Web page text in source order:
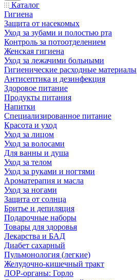
Каталог
Гигиена
Защита от насекомых
Уход за зубами и полостью рта
Контроль за потоотделением
Женская гигиена
Уход за лежачими больными
Гигиенические расходные материалы
Антисептика и дезинфекция
Здоровое питание
Продукты питания
Напитки
Специализированное питание
Красота и уход
Уход за лицом
Уход за волосами
Для ванны и душа
Уход за телом
Уход за руками и ногтями
Ароматерапия и масла
Уход за ногами
Защита от солнца
Бритье и депиляция
Подарочные наборы
Товары для здоровья
Лекарства и БАД
Диабет сахарный
Пульмонология (легкие)
Желудочно-кишечный тракт
ЛОР-органы: Горло